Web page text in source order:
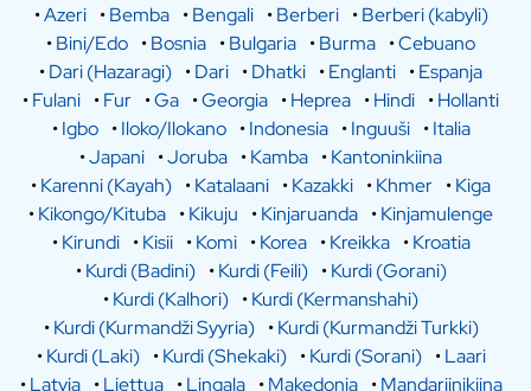
•Azeri •Bemba •Bengali •Berberi •Berberi (kabyli)
•Bini/Edo •Bosnia •Bulgaria •Burma •Cebuano
•Dari (Hazaragi) •Dari •Dhatki •Englanti •Espanja
•Fulani •Fur •Ga •Georgia •Heprea •Hindi •Hollanti
•Igbo •Iloko/Ilokano •Indonesia •Inguuši •Italia
•Japani •Joruba •Kamba •Kantoninkiina
•Karenni (Kayah) •Katalaani •Kazakki •Khmer •Kiga
•Kikongo/Kituba •Kikuju •Kinjaruanda •Kinjamulenge
•Kirundi •Kisii •Komi •Korea •Kreikka •Kroatia
•Kurdi (Badini) •Kurdi (Feili) •Kurdi (Gorani)
•Kurdi (Kalhori) •Kurdi (Kermanshahi)
•Kurdi (Kurmandži Syyria) •Kurdi (Kurmandži Turkki)
•Kurdi (Laki) •Kurdi (Shekaki) •Kurdi (Sorani) •Laari
•Latvia •Liettua •Lingala •Makedonia •Mandariinikiina